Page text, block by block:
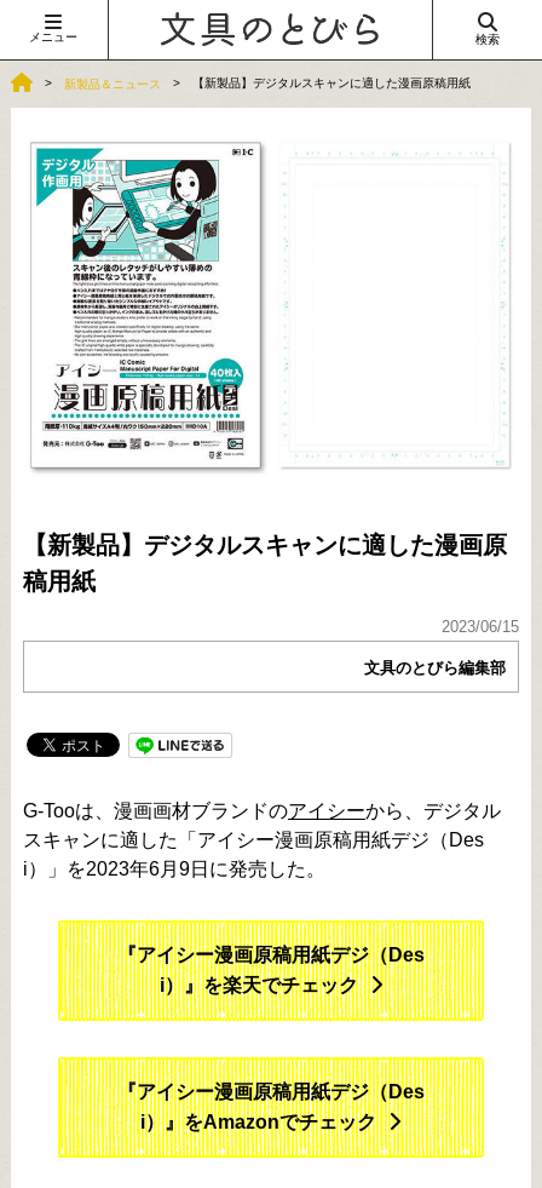
メニュー 検索
新製品＆ニュース 【新製品】デジタルスキャンに適した漫画原稿用紙
【新製品】デジタルスキャンに適した漫画原
稿用紙
2023/06/15
文具のとびら編集部
G-Tooは、漫画画材ブランドのアイシーから、デジタル
スキャンに適した「アイシー漫画原稿用紙デジ（Des
i）」を2023年6月9日に発売した。
『アイシー漫画原稿用紙デジ（Des
i）』を楽天でチェック
『アイシー漫画原稿用紙デジ（Des
i）』をAmazonでチェック